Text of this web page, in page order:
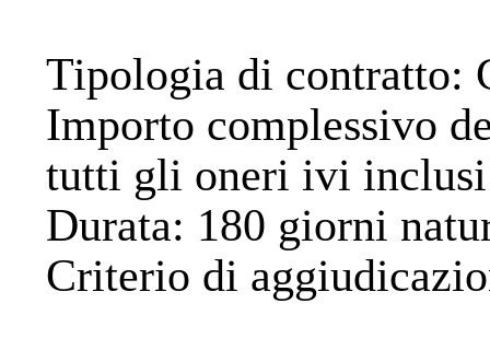
Tipologia di contratto:
Importo complessivo
tutti gli oneri ivi inclusi
Durata: 180 giorni
Criterio di